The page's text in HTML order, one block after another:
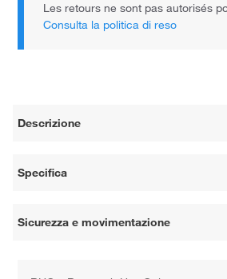
Les retours ne sont pas autorisés
Consulta la politica di reso
Descrizione
Specifica
Sicurezza e movimentazione